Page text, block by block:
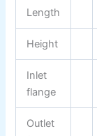
Length
Height
Inlet
flange
Outlet